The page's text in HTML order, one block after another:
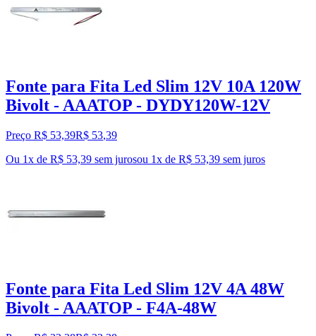
Fonte para Fita Led Slim 12V 10A 120W
Bivolt - AAATOP - DYDY120W-12V
Preço R$ 53,39R$ 53,39
Ou 1x de R$ 53,39 sem jurosou 1x de R$ 53,39 sem juros
Fonte para Fita Led Slim 12V 4A 48W
Bivolt - AAATOP - F4A-48W